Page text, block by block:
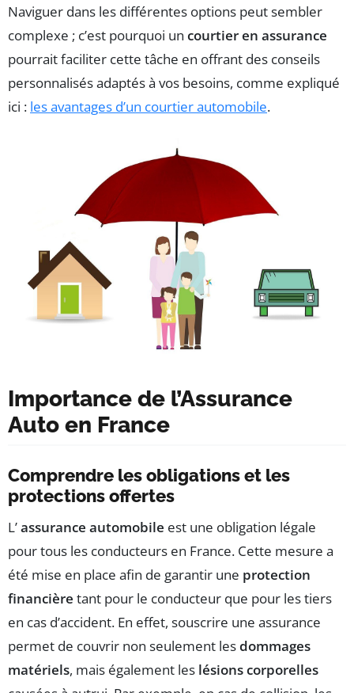
Naviguer dans les différentes options peut sembler
complexe ; c’est pourquoi un courtier en assurance
pourrait faciliter cette tâche en offrant des conseils
personnalisés adaptés à vos besoins, comme expliqué
ici : les avantages d’un courtier automobile.
Importance de l’Assurance
Auto en France
Comprendre les obligations et les
protections offertes
L’assurance automobile est une obligation légale
pour tous les conducteurs en France. Cette mesure a
été mise en place afin de garantir une protection
financière tant pour le conducteur que pour les tiers
en cas d’accident. En effet, souscrire une assurance
permet de couvrir non seulement lesdommages
matériels, mais également les lésions corporelles